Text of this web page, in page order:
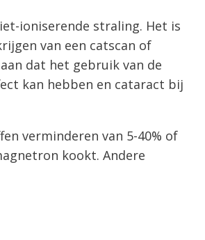
ioniserende straling. Het is
van een catscan of
dat het gebruik van de
kan hebben en cataract bij
verminderen van 5-40% of
kookt. Andere